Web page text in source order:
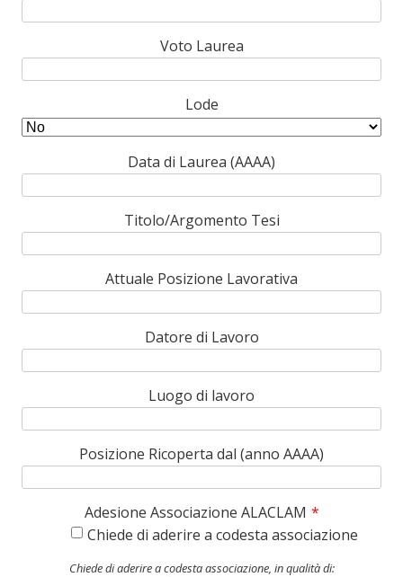
Voto Laurea
Lode
Data di Laurea (AAAA)
Titolo/Argomento Tesi
Attuale Posizione Lavorativa
Datore di Lavoro
Luogo di lavoro
Posizione Ricoperta dal (anno AAAA)
Adesione Associazione ALACLAM *
Chiede di aderire a codesta associazione
Chiede di aderire a codesta associazione, in qualità di: